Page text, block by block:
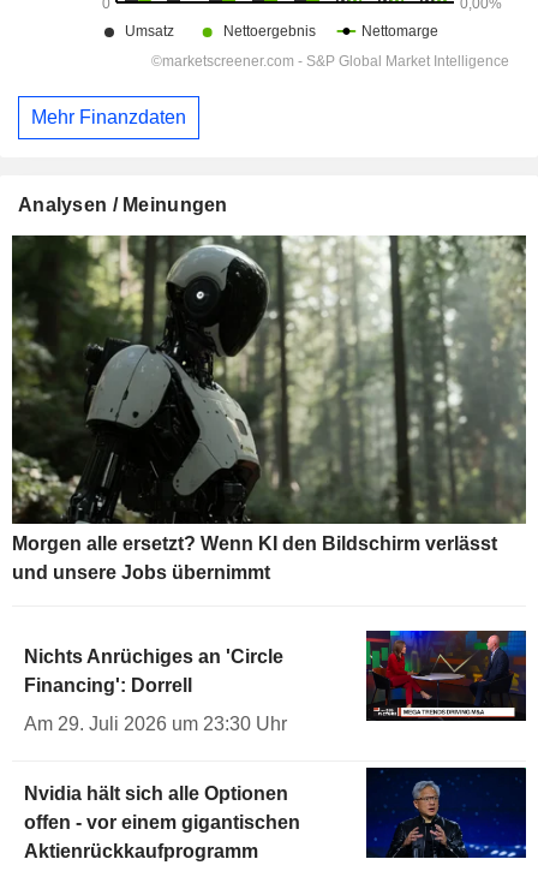
Mehr Finanzdaten
Analysen / Meinungen
Morgen alle ersetzt? Wenn KI den Bildschirm verlässt
und unsere Jobs übernimmt
Nichts Anrüchiges an 'Circle
Financing': Dorrell
Am 29. Juli 2026 um 23:30 Uhr
Nvidia hält sich alle Optionen
offen - vor einem gigantischen
Aktienrückkaufprogramm